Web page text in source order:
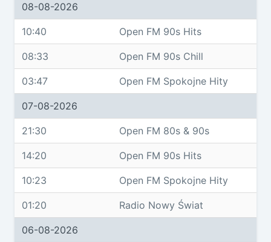
08-08-2026
10:40 Open FM 90s Hits
08:33 Open FM 90s Chill
03:47 Open FM Spokojne Hity
07-08-2026
21:30 Open FM 80s & 90s
14:20 Open FM 90s Hits
10:23 Open FM Spokojne Hity
01:20 Radio Nowy Świat
06-08-2026